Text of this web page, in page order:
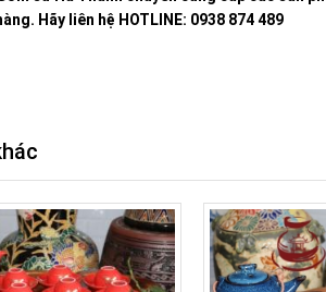
Hãy liên hệ HOTLINE: 0938 874 489